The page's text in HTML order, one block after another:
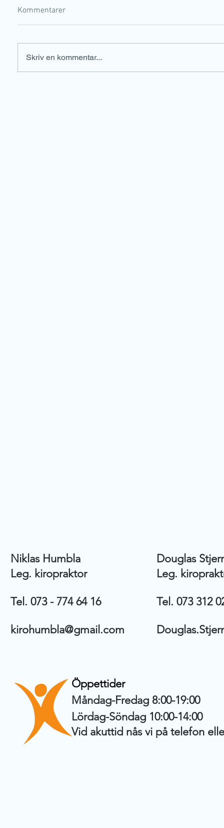
Kommentarer
Skriv en kommentar...
Niklas Humbla
Leg. kiropraktor
Tel. 073 - 774 64 16
kirohumbla@gmail.com
Douglas
Leg.
Tel. 073 312
Öppettider
Måndag-Fredag 8:00-19:00
Lördag-Söndag 10:00-14:00
Vid akuttid nås vi på telefon